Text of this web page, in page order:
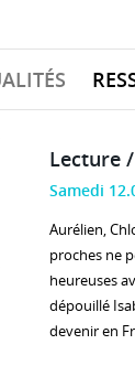
Lecture
Samedi
Aurélien,
proches ne
heureuses
dépouillé
devenir en